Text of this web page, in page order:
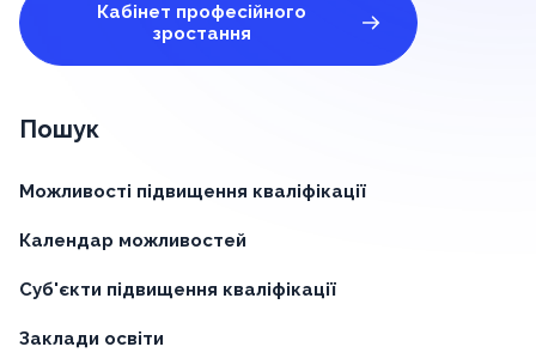
Кабінет професійного
зростання
Пошук
Можливості підвищення кваліфікації
Календар можливостей
Суб'єкти підвищення кваліфікації
Заклади освіти